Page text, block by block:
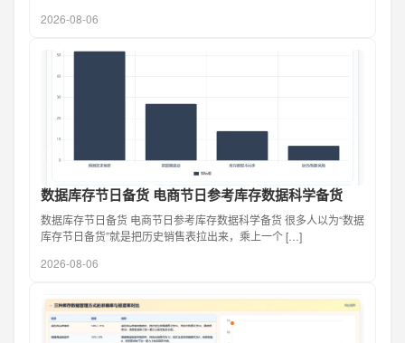
2026-08-06
数据库存节日备货 电商节日参考库存数据科学备货
数据库存节日备货 电商节日参考库存数据科学备货 很多人以为“数据
库存节日备货”就是把历史销售表拉出来，乘上一个 […]
2026-08-06